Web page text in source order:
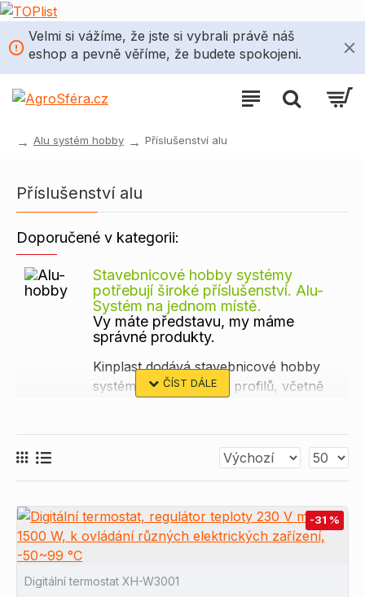
Velmi si vážíme, že jste si vybrali právě náš
eshop a pevně věříme, že budete spokojeni.
Alu systém hobby Příslušenství alu
Příslušenství alu
Doporučené v kategorii:
Stavebnicové hobby systémy
potřebují široké příslušenství. Alu-
Systém na jednom místě.
Vy máte představu, my máme
správné produkty.
Kinplast dodává stavebnicové hobby
systémy z hliníkových profilů, včetně
,magnetické pásky,
nýty a šrouby
nábytkové kovanía další
komponenty pro váš nový projekt.Vše na jednom
místě!
Kupte si u nás výrobky ALU-SYSTÉM, které se
-31 %
Digitální termostat XH-W3001